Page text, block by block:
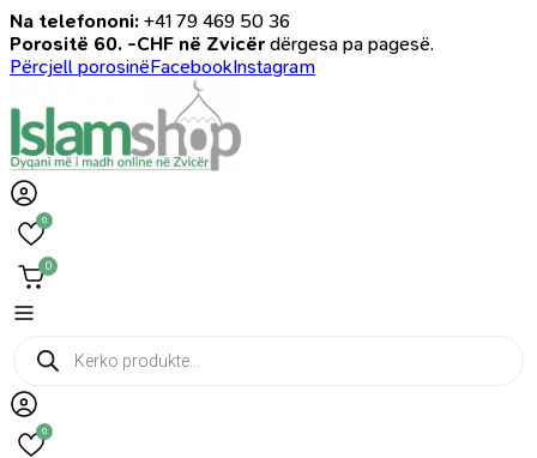
Na telefononi: +41 79 469 50 36
Porositë 60. -CHF në Zvicër dërgesa pa pagesë.
Përcjell porosinëFacebookInstagram
0
0
Products
search
0